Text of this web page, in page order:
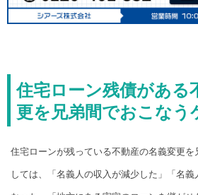
住宅ローン残債がある
更を兄弟間でおこなう
住宅ローンが残っている不動産の名義変更を
しては、「名義人の収入が減少した」「名